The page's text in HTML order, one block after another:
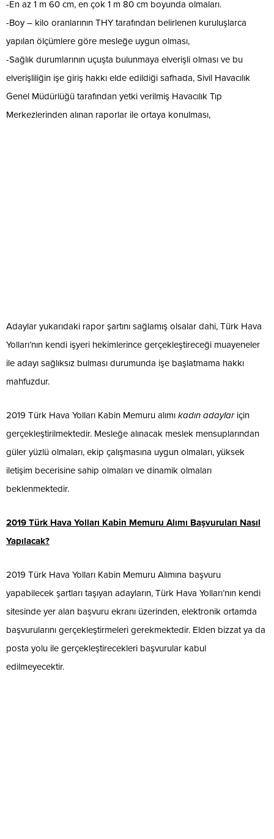
-En az 1 m 60 cm, en çok 1 m 80 cm boyunda olmaları.
-Boy – kilo oranlarının THY tarafından belirlenen kuruluşlarca
yapılan ölçümlere göre mesleğe uygun olması,
-Sağlık durumlarının uçuşta bulunmaya elverişli olması ve bu
elverişliliğin işe giriş hakkı elde edildiği safhada, Sivil Havacılık
Genel Müdürlüğü tarafından yetki verilmiş Havacılık Tıp
Merkezlerinden alınan raporlar ile ortaya konulması,
Adaylar yukarıdaki rapor şartını sağlamış olsalar dahi, Türk Hava
Yolları’nın kendi işyeri hekimlerince gerçekleştireceği muayeneler
ile adayı sağlıksız bulması durumunda işe başlatmama hakkı
mahfuzdur.
2019 Türk Hava Yolları Kabin Memuru alımı kadın adaylariçin
gerçekleştirilmektedir. Mesleğe alınacak meslek mensuplarından
güler yüzlü olmaları, ekip çalışmasına uygun olmaları, yüksek
iletişim becerisine sahip olmaları ve dinamik olmaları
beklenmektedir.
2019 Türk Hava Yolları Kabin Memuru Alımı Başvuruları Nasıl
Yapılacak?
2019 Türk Hava Yolları Kabin Memuru Alımına başvuru
yapabilecek şartları taşıyan adayların, Türk Hava Yolları’nın kendi
sitesinde yer alan başvuru ekranı üzerinden, elektronik ortamda
başvurularını gerçekleştirmeleri gerekmektedir. Elden bizzat ya da
posta yolu ile gerçekleştirecekleri başvurular kabul
edilmeyecektir.